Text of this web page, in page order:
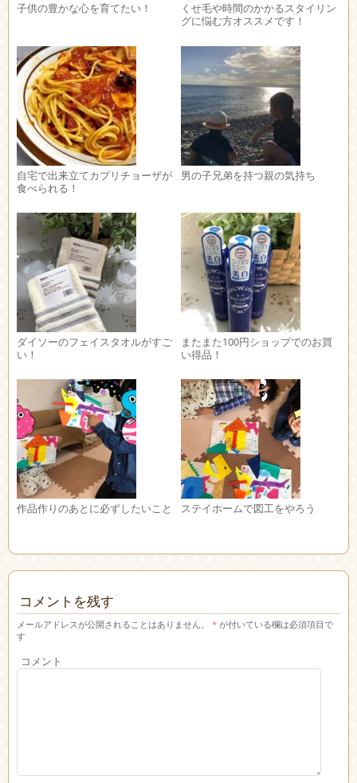
子供の豊かな心を育てたい！
くせ毛や時間のかかるスタイリン
グに悩む方オススメです！
自宅で出来立てカプリチョーザが
食べられる！
男の子兄弟を持つ親の気持ち
ダイソーのフェイスタオルがすご
い！
またまた100円ショップでのお買
い得品！
作品作りのあとに必ずしたいこと ステイホームで図工をやろう
コメントを残す
メールアドレスが公開されることはありません。 * が付いている欄は必須項目で
す
コメント